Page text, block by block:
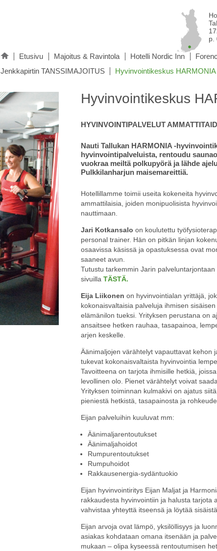
p.
Etusivu Majoitus & Ravintola Hotelli Nordic Inn
Jenkkapirtin TANSSIMAJOITUS
Hyvinvointikeskus HARMONIA
Hyvinvointikeskus
HYVINVOINTIPALVELUT
Nauti Tallukan HARMONIA -
hyvinvointipalveluista, rentoudu
vuokraa meiltä polkupyörä ja lähde
Pulkkilanharjun maisemareittiä.
Hotellillamme toimii useita kokeneita
ammattilaisia, joiden monipuolisista
nauttimaan.
Jari Kotkansalo on koulutettu
personal trainer. Hän on pitkän linjan
osaavissa käsissä ja opastuksessa ovat
saaneet avun.
Tutustu tarkemmin Jarin
sivuillaTÄSTÄ.
Eija Liikonenon hyvinvointialan yrittäjä,
kokonaisvaltaisia palveluja ihmisen
elämänilon tueksi. Yrityksen perustana on
ansaitsee hetken rauhaa, tasapainoa,
arjen keskelle.
Äänimaljojen värähtelyt vapauttavat kehon
tukevat kokonaisvaltaista hyvinvointia
Tavoitteena on tarjota ihmisille hetkiä,
levollinen olo. Pienet värähtelyt voivat
Yrityksen toiminnan kulmakivi on ajatus
pieniestä hetkistä, tasapainosta ja
Eijan palveluihin kuuluvat mm:
Äänimaljarentoutukset
Äänimaljahoidot
Rumpurentoutukset
Rumpuhoidot
Rakkausenergia-sydäntuokio
Eijan hyvinvointiritys Eijan Maljat ja
rakkaudesta hyvinvointiin ja halusta tarjota
vahvistaa yhteyttä itseensä ja löytää
Eijan arvoja ovat lämpö, yksilöllisyys ja
asiakas kohdataan omana itsenään ja
mukaan – olipa kyseessä rentoutumisen